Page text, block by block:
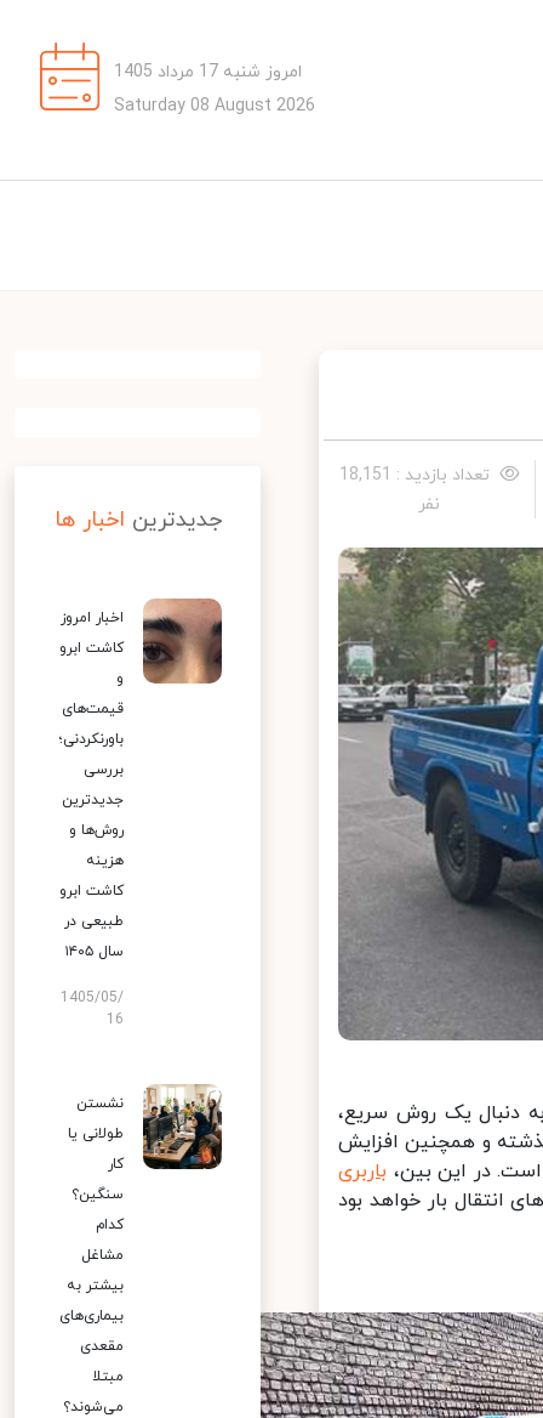
امروز شنبه 17 مرداد 1405
Saturday 08 August 2026
تعداد بازدید : 18,151
نفر
دنبال یک روش سریع،
و همچنین افزایش
در این بین،باربری
بار خواهد بود
جدیدترین اخبار ها
اخبار امروز
کاشت ابرو
قیمت‌های
باورنکردنی؛
بررسی
جدیدترین
روش‌ها و
هزینه
کاشت ابرو
طبیعی در
سال ۱۴۰۵
1405/05/
16
نشستن
طولانی یا
کار
سنگین؟
کدام
مشاغل
بیشتر به
بیماری‌های
مقعدی
مبتلا
می‌شوند؟